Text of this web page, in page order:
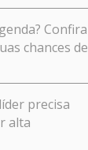
Confira
chances de
precisa
alta